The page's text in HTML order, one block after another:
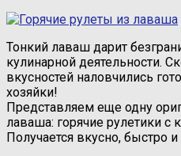
Тонкий лаваш дарит
кулинарной деятельности.
вкусностей наловчились
хозяйки!
Представляем еще одну
лаваша: горячие рулетики с
Получается вкусно, быстро